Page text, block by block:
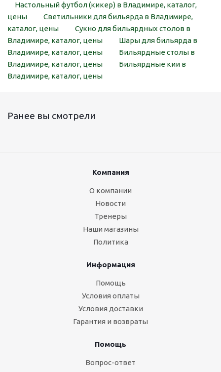
Настольный футбол (кикер) в Владимире, каталог,
цены
Светильники для бильярда в Владимире,
каталог, цены
Сукно для бильярдных столов в
Владимире, каталог, цены
Шары для бильярда в
Владимире, каталог, цены
Бильярдные столы в
Владимире, каталог, цены
Бильярдные кии в
Владимире, каталог, цены
Ранее вы смотрели
Компания
О компании
Новости
Тренеры
Наши магазины
Политика
Информация
Помощь
Условия оплаты
Условия доставки
Гарантия и возвраты
Помощь
Вопрос-ответ